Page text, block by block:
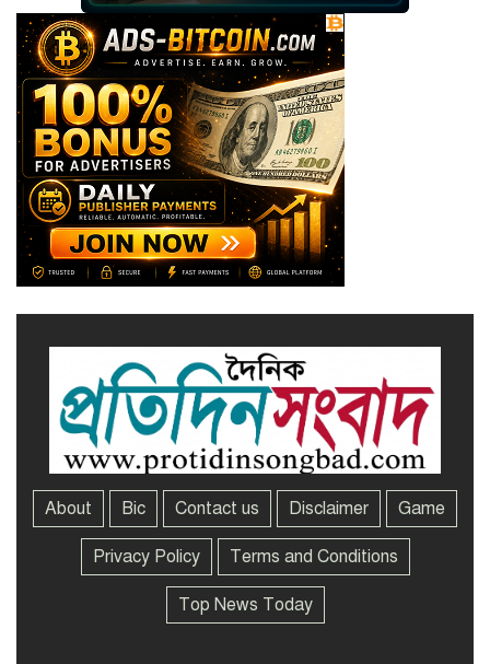
সাভারে এমপি ও তাঁর স্ত্রীকে
শিক্ষাপ্রতিষ্ঠানের সভাপতি, উঠেছে
আইনি প্রশ্ন
নজরুল বিশ্ববিদ্যালয়ে ব্যবসায় প্রশাসন
অনুষদের গবেষণা প্রকল্প ২০২৫-২৬
অর্থবছরের সেমিনার
সখীপুরে স্ত্রী-সন্তানের বিরুদ্ধে অসুস্থ
স্বামীকে ফেলে যাওয়ার অভিযোগ
About Bic Contact us Disclaimer Game
Privacy Policy Terms and Conditions
Top News Today